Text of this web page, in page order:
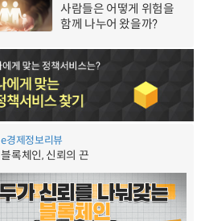
사람들은 어떻게 위험을
함께 나누어 왔을까?
e경제정보리뷰
블록체인, 신뢰의 끈